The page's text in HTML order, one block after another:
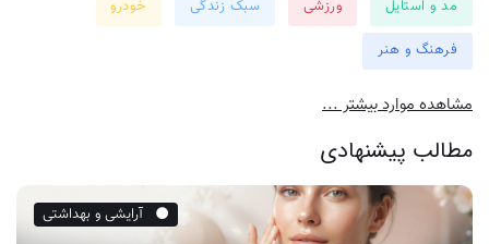
مد و استایل ورزشی سبک زندگی
خودرو
فرهنگ و هنر
مشاهده موارد بیشتر ...
مطالب پیشنهادی
آرایشی و بهداشتی